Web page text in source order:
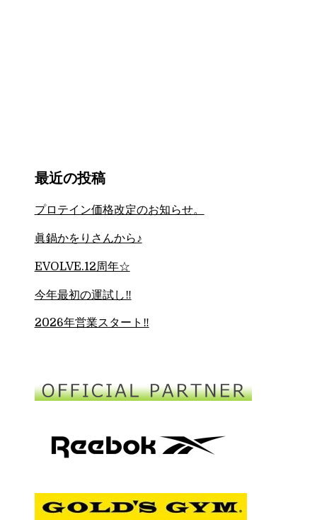
最近の投稿
プロテイン価格改定のお知らせ。
眞鍋かをりさんから♪
EVOLVE.12周年☆
今年最初の運試し‼︎
2026年営業スタート‼︎